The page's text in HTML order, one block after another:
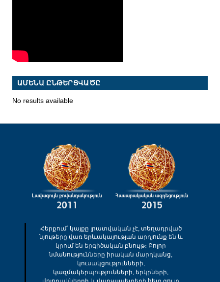
ԱՄԵՆԱ ԸՆԹԵՐՑՎԱԾԸ
No results available
Հերքում՝ կայքը լրատվական չէ, տեղադրված
նյութերը վառ երևակայության արդյունք են և
կրում են երգիծական բնույթ։ Բոլոր
նմանությունները իրական մարդկանց,
կուսակցությունների,
կազմակերպությունների, երկրների,